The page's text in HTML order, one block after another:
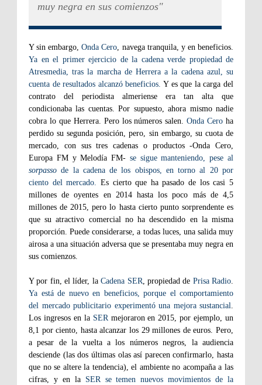
muy negra en sus comienzos"
Y sin embargo,Onda Cero, navega tranquila, y en beneficios.
Ya en el primer ejercicio de la cadena verde propiedad de
Atresmedia, tras la marcha de Herrera a la cadena azul, su
cuenta de resultados alcanzó beneficios. Y es que la carga del
contrato del periodista almeriense era tan alta que
condicionaba las cuentas. Por supuesto, ahora mismo nadie
cobra lo que Herrera. Pero los números salen.Onda Cero ha
perdido su segunda posición, pero, sin embargo, su cuota de
mercado, con sus tres cadenas o productos -Onda Cero,
Europa FM y Melodía FM- se sigue manteniendo, pese al
sorpasso de la cadena de los obispos, en torno al 20 por
ciento del mercado. Es cierto que ha pasado de los casi 5
millones de oyentes en 2014 hasta los poco más de 4,5
millones de 2015, pero lo hasta cierto punto sorprendente es
que su atractivo comercial no ha descendido en la misma
proporción. Puede considerarse, a todas luces, una salida muy
airosa a una situación adversa que se presentaba muy negra en
sus comienzos.
Y por fin, el líder, laCadena SER, propiedad de Prisa Radio.
Ya está de nuevo en beneficios, porque el comportamiento
del mercado publicitario experimentó una mejora sustancial.
Los ingresos en la SERmejoraron en 2015, por ejemplo, un
8,1 por ciento, hasta alcanzar los 29 millones de euros. Pero,
a pesar de la vuelta a los números negros, la audiencia
desciende (las dos últimas olas así parecen confirmarlo, hasta
que no se altere la tendencia), el ambiente no acompaña a las
cifras, y en la SER se temen nuevos movimientos de la